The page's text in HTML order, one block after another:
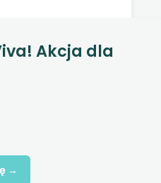
Akcja dla
→